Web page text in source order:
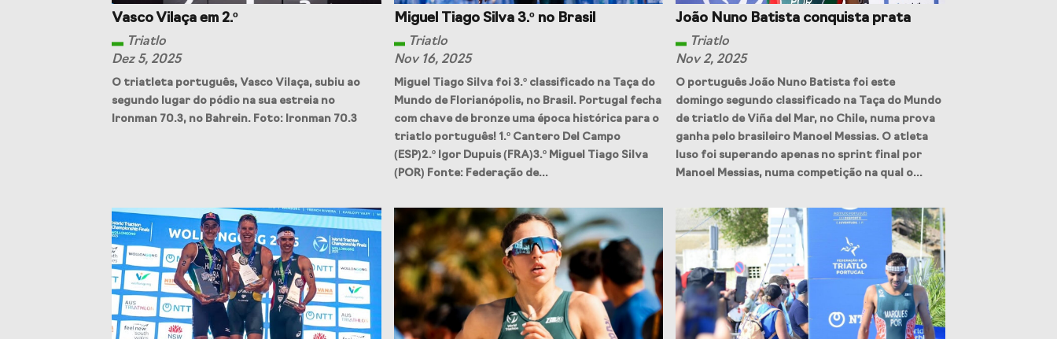
Estudos e Projetos
O Valor do Desporto
Português, o seu financiamento
(1996-2024) e o seu futuro
Estudo caracterizador do setor
do Desporto em Portugal e
impacto da COVID-19
Projetos Europeus
Cimeira de Presidentes de
Federações Desportivas
Gala do Desporto de Portugal Prémios Voz do Desporto Jogos CPLP
Congresso Nacional do
Vasco Vilaça em 2.º
Dez 5, 2025
Triatlo
O triatleta português, Vasco Vilaça, subiu ao
segundo lugar do pódio na sua estreia no
Ironman 70.3, no Bahrein. Foto: Ironman 70.3
Miguel Tiago Silva 3.º no Brasil
Nov 16, 2025
Triatlo
Miguel Tiago Silva foi 3.º classificado na Taça do
Mundo de Florianópolis, no Brasil. Portugal fecha
com chave de bronze uma época histórica para o
triatlo português! 1.º Cantero Del Campo
(ESP)2.º Igor Dupuis (FRA)3.º Miguel Tiago Silva
(POR) Fonte: Federação de...
João Nuno Batista conquista prata
Nov 2, 2025
Triatlo
O português João Nuno Batista foi este
domingo segundo classificado na Taça do Mundo
de triatlo de Viña del Mar, no Chile, numa prova
ganha pelo brasileiro Manoel Messias. O atleta
luso foi superando apenas no sprint final por
Manoel Messias, numa competição na qual o...